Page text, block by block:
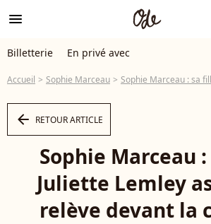
menu
Billetterie En privé avec
Accueil Sophie Marceau Sophie Marceau : sa fille, Juliette Lemley, va
arrow_left RETOUR ARTICLE
Sophie Marceau
Juliette Lemley
relève devant la